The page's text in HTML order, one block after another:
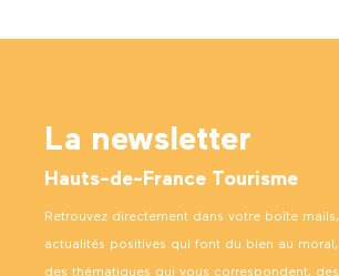
La newsletter
Hauts-de-France Tourisme
Retrouvez directement dans votre boîte
actualités positives qui font du bien au
des thématiques qui vous correspondent,